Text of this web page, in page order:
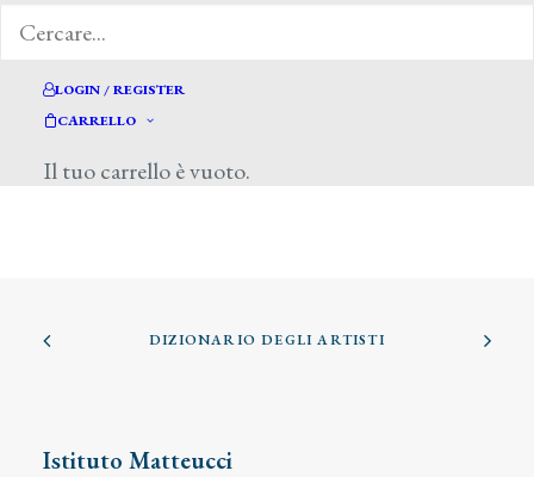
LOGIN / REGISTER
CARRELLO
Il tuo carrello è vuoto.
Reviglione Mario
DIZIONARIO DEGLI ARTISTI
Istituto Matteucci